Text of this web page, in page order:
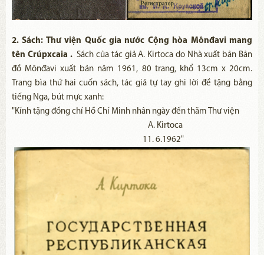
2. Sách: Thư viện Quốc gia nước Cộng hòa Mônđavi mang
tên Crúpxcaia . Sách của tác giả A. Kirtoca do Nhà xuất bản Bản
đồ Mônđavi xuất bản năm 1961, 80 trang, khổ 13cm x 20cm.
Trang bìa thứ hai cuốn sách, tác giả tự tay ghi lời đề tặng bằng
tiếng Nga, bút mực xanh:
"Kính tặng đồng chí Hồ Chí Minh nhân ngày đến thăm Thư viện
A. Kirtoca
11. 6.1962"